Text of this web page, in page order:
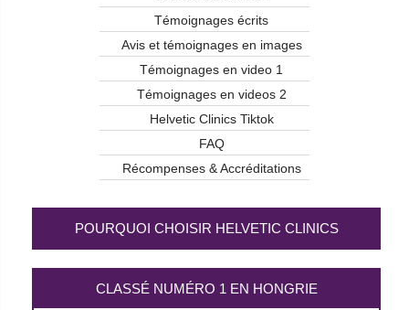
Témoignages écrits
Avis et témoignages en images
Témoignages en video 1
Témoignages en videos 2
Helvetic Clinics Tiktok
FAQ
Récompenses & Accréditations
POURQUOI CHOISIR HELVETIC CLINICS
CLASSÉ NUMÉRO 1 EN HONGRIE